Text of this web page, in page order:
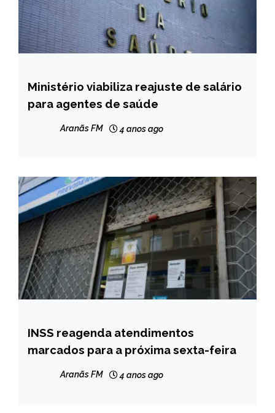
BRASIL
NOTÍCIAS
Ministério viabiliza reajuste de salário
para agentes de saúde
Aranãs FM 4 anos ago
BRASIL
NOTÍCIAS
INSS reagenda atendimentos
marcados para a próxima sexta-feira
Aranãs FM 4 anos ago